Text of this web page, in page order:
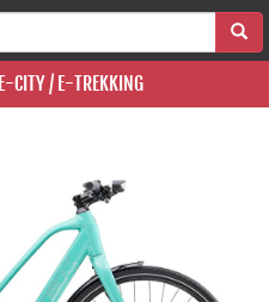
E-CITY / E-TREKKING